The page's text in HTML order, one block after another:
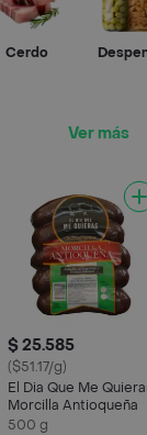
Cerdo
Ver más
$ 25.585
($51.17/g)
El Dia Que Me
Morcilla Antioqueña
500 g